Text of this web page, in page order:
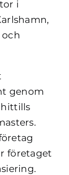
i
genom
hittills
företaget